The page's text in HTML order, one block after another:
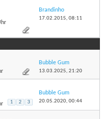
Brandinho
17.02.2015, 08:11
Bubble Gum
13.03.2025, 21:20
1 2 3
Bubble Gum
20.05.2020, 00:44